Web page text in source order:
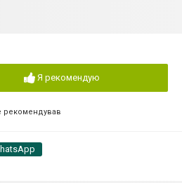
Я рекомендую
рекомендував